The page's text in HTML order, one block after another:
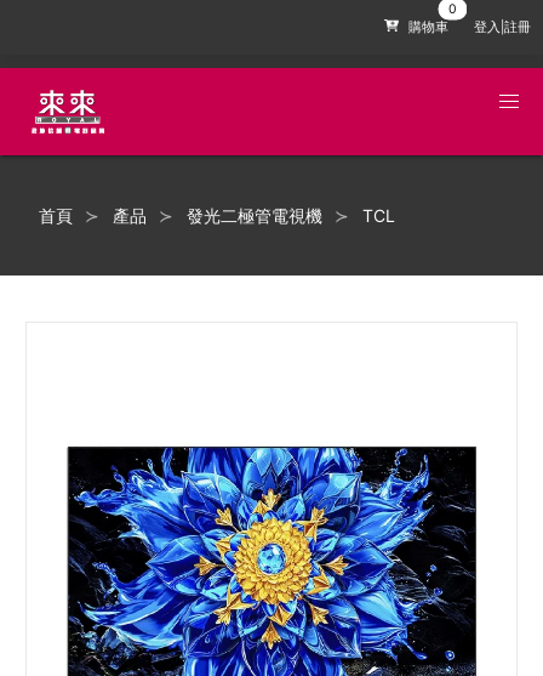
購物車 登入|註冊
首頁 產品 發光二極管電視機 TCL